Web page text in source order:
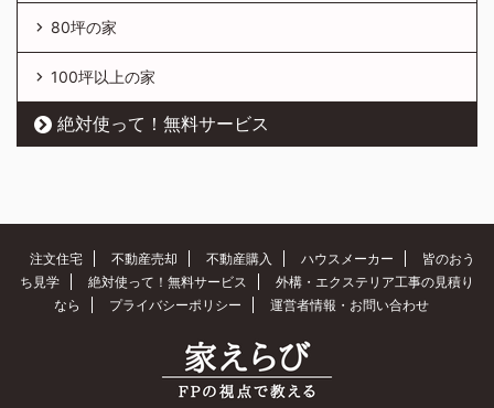
80坪の家
100坪以上の家
絶対使って！無料サービス
注文住宅 不動産売却 不動産購入 ハウスメーカー
皆のおう
ち見学
絶対使って！無料サービス
外構・エクステリア工事の見積り
なら
プライバシーポリシー 運営者情報・お問い合わせ